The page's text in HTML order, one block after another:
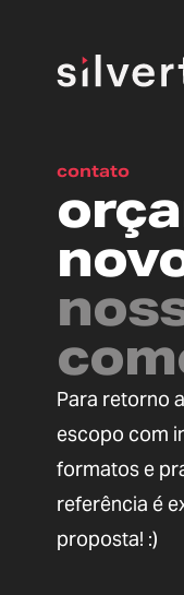
contato
Para retorno
escopo com
formatos e
referência é
proposta! :)